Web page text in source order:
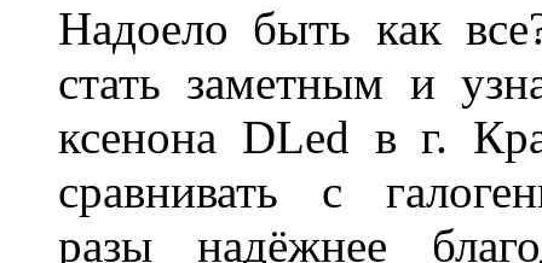
Надоело быть как
стать заметным и
ксенона DLed в г.
сравнивать с
разы надёжнее